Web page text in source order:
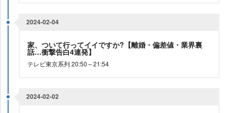
2024-02-04
家、ついて行ってイイですか?【離婚・偏差値・業界裏
話…衝撃告白4連発】
テレビ東京系列 20:50～21:54
2024-02-02